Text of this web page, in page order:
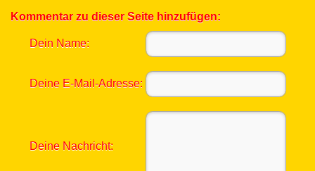
Kommentar zu dieser Seite hinzufügen:
Dein Name:
Deine E-Mail-Adresse:
Deine Nachricht: